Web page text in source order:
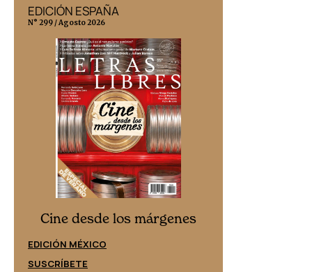
EDICIÓN ESPAÑA
N° 299 / Agosto 2026
Cine desde los márgenes
EDICIÓN MÉXICO
SUSCRÍBETE